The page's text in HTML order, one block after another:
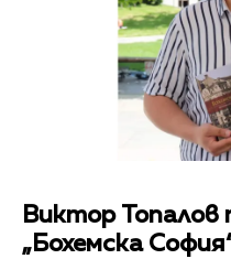
Виктор Топалов
„Бохемска